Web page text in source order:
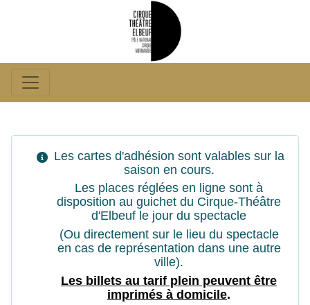
Les cartes d'adhésion sont valables sur la
saison en cours.
Les places réglées en ligne sont à
disposition au guichet du Cirque-Théâtre
d'Elbeuf le jour du spectacle
(Ou directement sur le lieu du spectacle
en cas de représentation dans une autre
ville).
Les billets au tarif plein peuvent être
imprimés à domicile.